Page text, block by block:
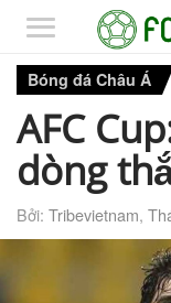
Bóng đá Châu Á
AFC
dòng
Bởi: Tribevietnam,